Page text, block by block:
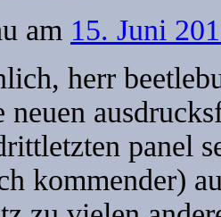
am 15. Juni
herr
neuen
panel
kommender)